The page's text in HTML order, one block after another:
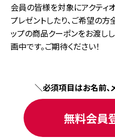
会員の皆様を対象にアクティ
プレゼントしたり、ご希望の方
ップの商品クーポンをお渡し
画中です。ご期待ください！
＼必須項目はお名前、
無料会員